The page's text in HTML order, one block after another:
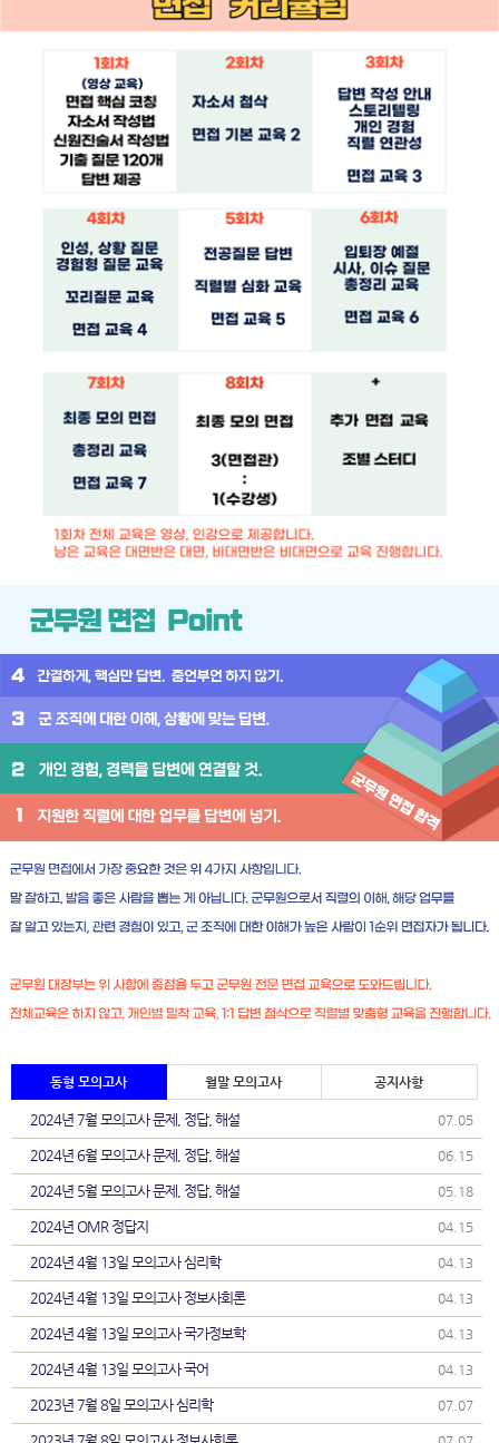
동형 모의고사 월말 모의고사 공지사항
2024년 7월 모의고사 문제, 정답, 해설 07.05
2024년 6월 모의고사 문제, 정답, 해설 06.15
2024년 5월 모의고사 문제, 정답, 해설 05.18
2024년 OMR 정답지 04.15
2024년 4월 13일 모의고사 심리학 04.13
2024년 4월 13일 모의고사 정보사회론 04.13
2024년 4월 13일 모의고사 국가정보학 04.13
2024년 4월 13일 모의고사 국어 04.13
2023년 7월 8일 모의고사 심리학 07.07